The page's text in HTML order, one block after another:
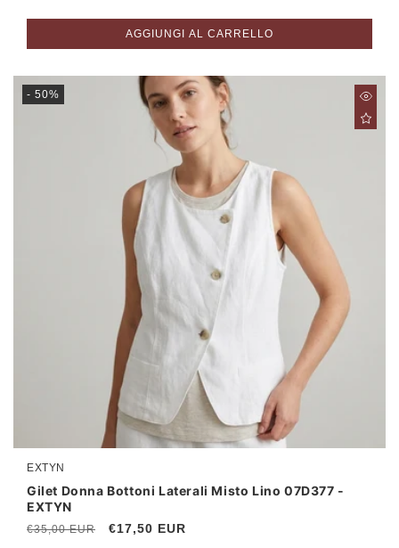
AGGIUNGI AL CARRELLO
- 50%
Produttore:
EXTYN
Gilet Donna Bottoni Laterali Misto Lino 07D377 -
EXTYN
Prezzo
€35,00 EUR
Prezzo
€17,50 EUR